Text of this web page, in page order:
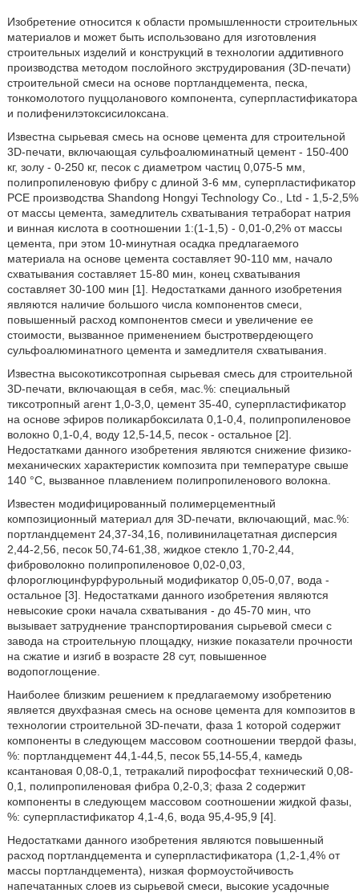
Изобретение относится к области промышленности строительных
материалов и может быть использовано для изготовления
строительных изделий и конструкций в технологии аддитивного
производства методом послойного экструдирования (3D-печати)
строительной смеси на основе портландцемента, песка,
тонкомолотого пуццоланового компонента, суперпластификатора
и полифенилэтоксисилоксана.
Известна сырьевая смесь на основе цемента для строительной
3D-печати, включающая сульфоалюминатный цемент - 150-400
кг, золу - 0-250 кг, песок с диаметром частиц 0,075-5 мм,
полипропиленовую фибру с длиной 3-6 мм, суперпластификатор
PCE производства Shandong Hongyi Technology Co., Ltd - 1,5-2,5%
от массы цемента, замедлитель схватывания тетраборат натрия
и винная кислота в соотношении 1:(1-1,5) - 0,01-0,2% от массы
цемента, при этом 10-минутная осадка предлагаемого
материала на основе цемента составляет 90-110 мм, начало
схватывания составляет 15-80 мин, конец схватывания
составляет 30-100 мин [1]. Недостатками данного изобретения
являются наличие большого числа компонентов смеси,
повышенный расход компонентов смеси и увеличение ее
стоимости, вызванное применением быстротвердеющего
сульфоалюминатного цемента и замедлителя схватывания.
Известна высокотиксотропная сырьевая смесь для строительной
3D-печати, включающая в себя, мас.%: специальный
тиксотропный агент 1,0-3,0, цемент 35-40, суперпластификатор
на основе эфиров поликарбоксилата 0,1-0,4, полипропиленовое
волокно 0,1-0,4, воду 12,5-14,5, песок - остальное [2].
Недостатками данного изобретения являются снижение физико-
механических характеристик композита при температуре свыше
140 °C, вызванное плавлением полипропиленового волокна.
Известен модифицированный полимерцементный
композиционный материал для 3D-печати, включающий, мас.%:
портландцемент 24,37-34,16, поливинилацетатная дисперсия
2,44-2,56, песок 50,74-61,38, жидкое стекло 1,70-2,44,
фиброволокно полипропиленовое 0,02-0,03,
флороглюцинфурфурольный модификатор 0,05-0,07, вода -
остальное [3]. Недостатками данного изобретения являются
невысокие сроки начала схватывания - до 45-70 мин, что
вызывает затруднение транспортирования сырьевой смеси с
завода на строительную площадку, низкие показатели прочности
на сжатие и изгиб в возрасте 28 сут, повышенное
водопоглощение.
Наиболее близким решением к предлагаемому изобретению
является двухфазная смесь на основе цемента для композитов в
технологии строительной 3D-печати, фаза 1 которой содержит
компоненты в следующем массовом соотношении твердой фазы,
%: портландцемент 44,1-44,5, песок 55,14-55,4, камедь
ксантановая 0,08-0,1, тетракалий пирофосфат технический 0,08-
0,1, полипропиленовая фибра 0,2-0,3; фаза 2 содержит
компоненты в следующем массовом соотношении жидкой фазы,
%: суперпластификатор 4,1-4,6, вода 95,4-95,9 [4].
Недостатками данного изобретения являются повышенный
расход портландцемента и суперпластификатора (1,2-1,4% от
массы портландцемента), низкая формоустойчивость
напечатанных слоев из сырьевой смеси, высокие усадочные